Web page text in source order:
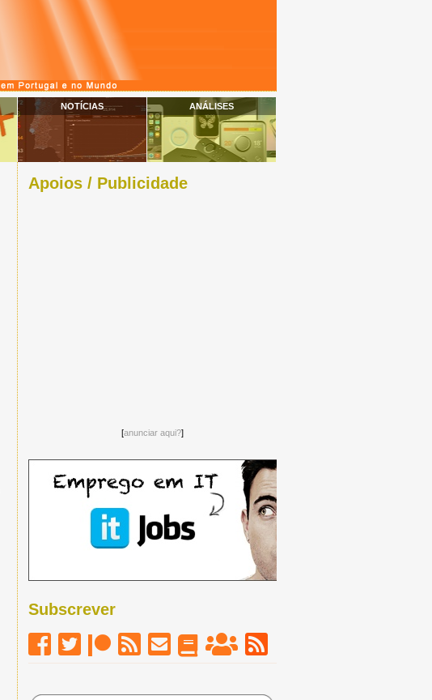
NOTÍCIAS ANÁLISES
Apoios / Publicidade
[anunciar aqui?]
Subscrever